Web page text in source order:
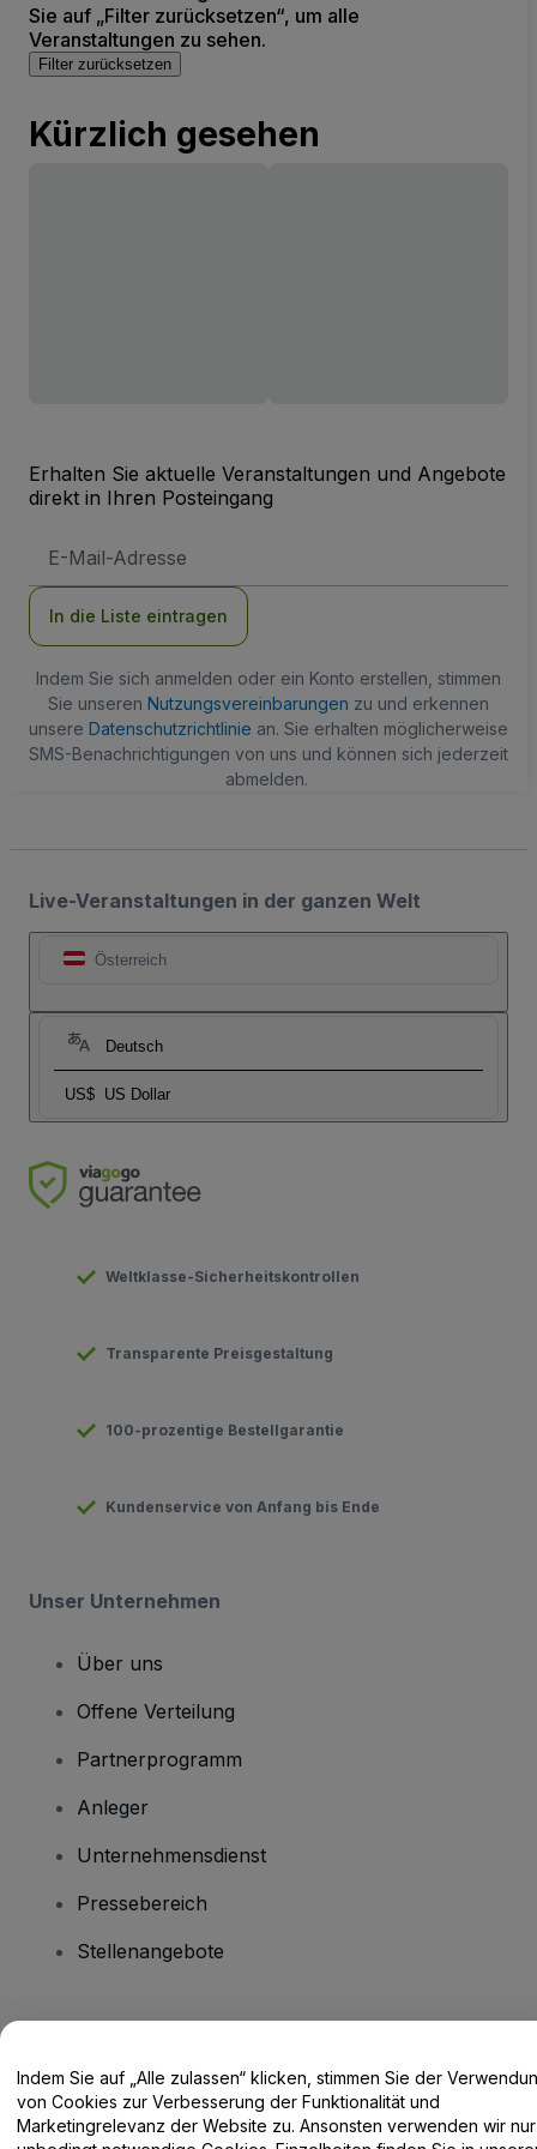
Sie auf „Filter zurücksetzen“, um alle
Veranstaltungen zu sehen.
Filter zurücksetzen
Kürzlich gesehen
Erhalten Sie aktuelle Veranstaltungen und Angebote
direkt in Ihren Posteingang
Mail-
In die Liste eintragen
Indem Sie sich anmelden oder ein Konto erstellen, stimmen
Sie unseren Nutzungsvereinbarungen zu und erkennen
unsere Datenschutzrichtlinie an. Sie erhalten möglicherweise
SMS-Benachrichtigungen von uns und können sich jederzeit
abmelden.
Live-Veranstaltungen in der ganzen Welt
Österreich
Deutsch
US$ US Dollar
Weltklasse-Sicherheitskontrollen
Transparente Preisgestaltung
100-prozentige Bestellgarantie
Kundenservice von Anfang bis Ende
Unser Unternehmen
Über uns
Offene Verteilung
Partnerprogramm
Anleger
Unternehmensdienst
Pressebereich
Stellenangebote
Hilfe-Center / Kontakt
Indem Sie auf „Alle zulassen“ klicken, stimmen Sie der
von Cookies zur Verbesserung der Funktionalität und
Marketingrelevanz der Website zu. Ansonsten verwenden wir nur